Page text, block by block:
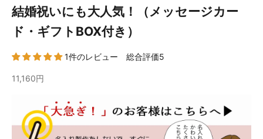
結婚祝いにも大人気！（メッセージカー
ド・ギフトBOX付き）
1件のレビュー 総合評価5
11,160円